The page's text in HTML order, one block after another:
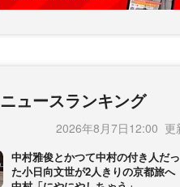
ニュースランキング
2026年8月7日12:00
中村雅俊とかつて中村の付き人だっ
た小日向文世が2人きりの京都旅へ